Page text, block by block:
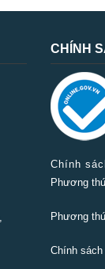
CHÍNH
Chính
Phương
Phương
Chính sách